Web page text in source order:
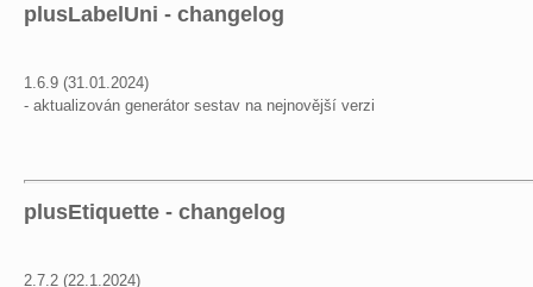
plusLabelUni - changelog
1.6.9 (31.01.2024)
- aktualizován generátor sestav na nejnovější verzi
plusEtiquette - changelog
2.7.2 (22.1.2024)